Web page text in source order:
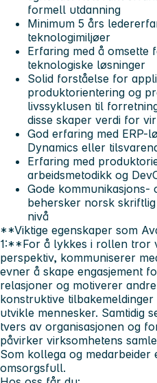
formell utdanning
Minimum 5 års
teknologimiljøer
Erfaring med å omsette
teknologiske løsninger
Solid forståelse for
produktorientering og
livssyklusen til
disse skaper verdi for
God erfaring med ERP-
Dynamics eller
Erfaring med
arbeidsmetodikk og
Gode kommunikasjons-
behersker norsk
nivå
**Viktige egenskaper som
1:**For å lykkes i rollen tror
perspektiv, kommuniserer
evner å skape engasjement
relasjoner og motiverer
konstruktive
utvikle mennesker. Samtidig
tvers av organisasjonen og
påvirker virksomhetens
Som kollega og medarbeider
omsorgsfull.